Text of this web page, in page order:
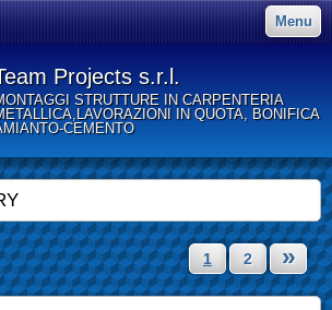
Menu
Projects s.r.l.
STRUTTURE IN CARPENTERIA
IN QUOTA, BONIFICA
CEMENTO
1 2 »